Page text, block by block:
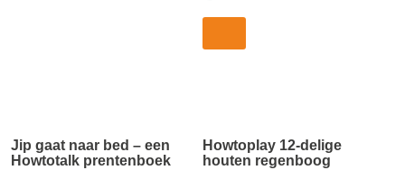
Jip gaat naar bed – een
Howtotalk prentenboek
Howtoplay 12-delige
houten regenboog